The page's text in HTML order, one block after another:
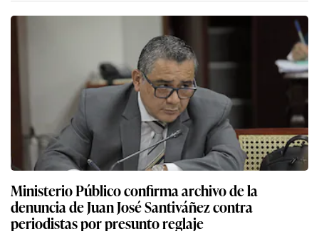
Ministerio Público confirma archivo de la
denuncia de Juan José Santiváñez contra
periodistas por presunto reglaje